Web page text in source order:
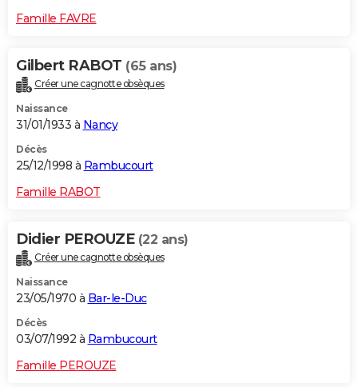
Famille FAVRE
Gilbert RABOT (65 ans)
Créer une cagnotte obsèques
Naissance
31/01/1933 à Nancy
Décès
25/12/1998 à Rambucourt
Famille RABOT
Didier PEROUZE (22 ans)
Créer une cagnotte obsèques
Naissance
23/05/1970 à Bar-le-Duc
Décès
03/07/1992 à Rambucourt
Famille PEROUZE